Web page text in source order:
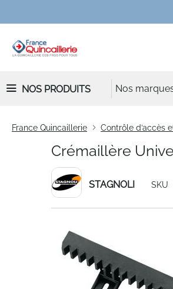
NOS PRODUITS Nos
France Quincaillerie Contrôle d’accès
Crémaillère
STAGNOLI SKU
the
end